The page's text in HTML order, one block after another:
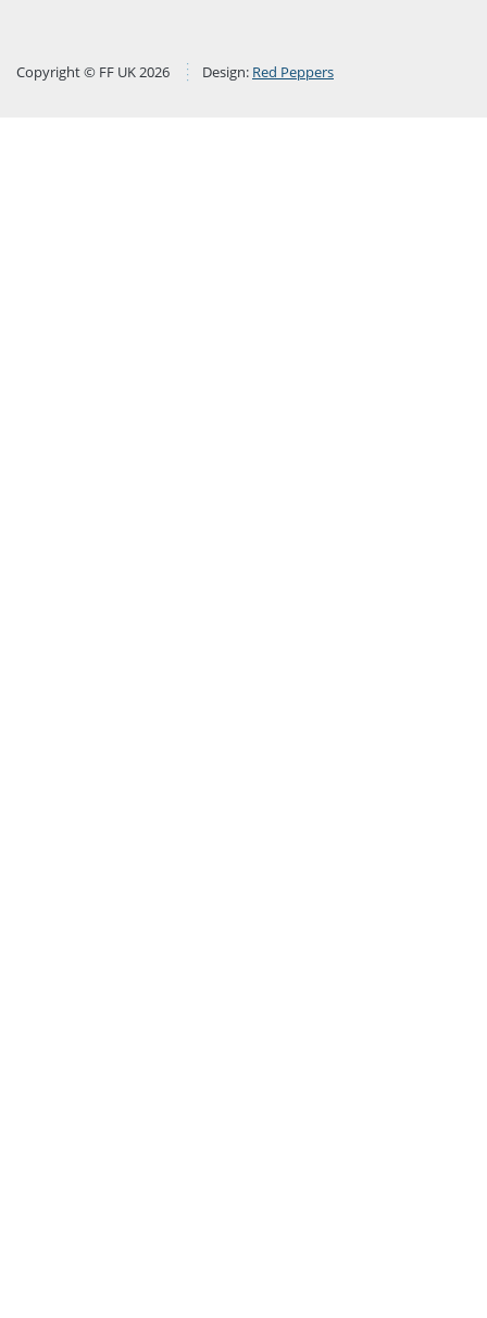
Copyright © FF UK 2026 Design: Red Peppers